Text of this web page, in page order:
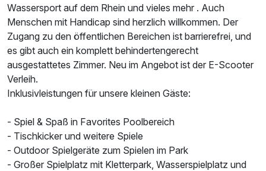
Wassersport auf dem Rhein und vieles mehr . Auch
Menschen mit Handicap sind herzlich willkommen. Der
Zugang zu den öffentlichen Bereichen ist barrierefrei, und
es gibt auch ein komplett behindertengerecht
ausgestattetes Zimmer. Neu im Angebot ist der E-Scooter
Verleih.
Inklusivleistungen für unsere kleinen Gäste:
- Spiel & Spaß in Favorites Poolbereich
- Tischkicker und weitere Spiele
- Outdoor Spielgeräte zum Spielen im Park
- Großer Spielplatz mit Kletterpark, Wasserspielplatz und